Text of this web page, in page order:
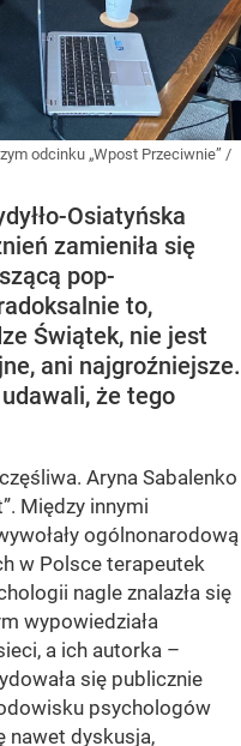
odcinku „Wpost Przeciwnie” /
Osiatyńska
zamieniła się
pop-
to,
Świątek, nie jest
ani najgroźniejsze.
że tego
Aryna Sabalenko
Między innymi
ogólnonarodową
w Polsce terapeutek
nagle znalazła się
wypowiedziała
a ich autorka –
się publicznie
psychologów
nawet dyskusja,